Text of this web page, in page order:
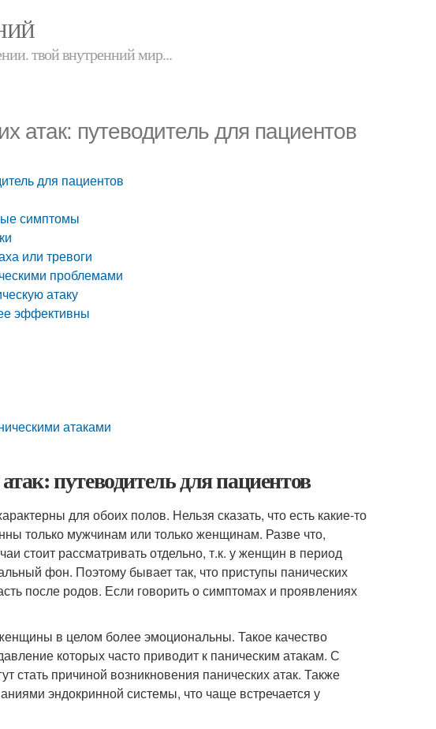
твой внутренний мир...
атак: путеводитель для пациентов
для пациентов
симптомы
или тревоги
проблемами
атаку
эффективны
атаками
путеводитель для пациентов
для обоих полов. Нельзя сказать, что есть какие-то
только мужчинам или только женщинам. Разве что,
стоит рассматривать отдельно, т.к. у женщин в период
фон. Поэтому бывает так, что приступы панических
после родов. Если говорить о симптомах и проявлениях
в целом более эмоциональны. Такое качество
которых часто приводит к паническим атакам. С
стать причиной возникновения панических атак. Также
эндокринной системы, что чаще встречается у